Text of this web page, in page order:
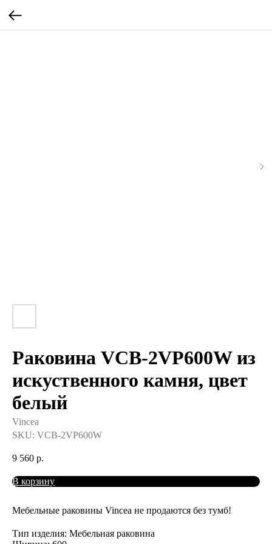
Раковина VCB-2VP600W из
искуственного камня, цвет
белый
Vincea
SKU: VCB-2VP600W
9 560 р.
В корзину
Мебельные раковины Vincea не продаются без тумб!
Тип изделия: Мебельная раковина